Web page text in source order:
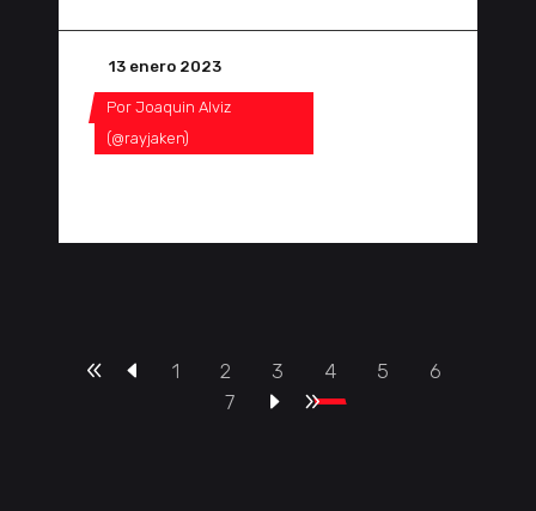
13 enero 2023
Por Joaquin Alviz
(@rayjaken)
1 2 3 4 5
6
7